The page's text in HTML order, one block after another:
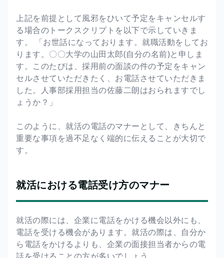
上記を前提として風邪をひいて予定をキャンセルす
る場合のトークスクリプトを以下で示していきま
す。 「お世話になっております。就職活動をしてお
ります。〇〇大学の山田太郎(自分の名前)と申しま
す。このたびは、採用前の面談の件の予定をキャン
セルさせていただきたく、お電話させていただきま
した。人事部採用担当の佐藤二朗はおられますでし
ょうか？」
このように、就活の電話のマナーとして、きちんと
重要な事項を過不足なく端的に伝えることが大切で
す。
就活における電話受け方のマナー
就活の際には、企業に電話をかける機会以外にも、
電話を受ける機会があります。就活の際は、自分か
ら電話をかけるよりも、企業の面接担当者からの電
話を受けることの方が多いでしょう。